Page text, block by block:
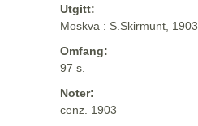
Utgitt:
Moskva : S.Skirmunt, 1903
Omfang:
97 s.
Noter:
cenz. 1903